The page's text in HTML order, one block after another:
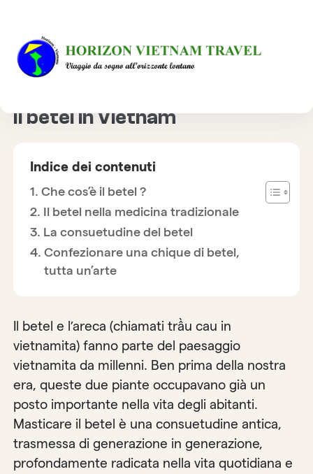
HOME CULTURA IL BETEL IN VIETNAM
Il betel in Vietnam
Indice dei contenuti
Che cos’è il betel ?
Il betel nella medicina tradizionale
La consuetudine del betel
Confezionare una chique di betel,
tutta un’arte
Il betel e l’areca (chiamati trầu cau in
vietnamita) fanno parte del paesaggio
vietnamita da millenni. Ben prima della nostra
era, queste due piante occupavano già un
posto importante nella vita degli abitanti.
Masticare il betel è una consuetudine antica,
trasmessa di generazione in generazione,
profondamente radicata nella vita quotidiana e